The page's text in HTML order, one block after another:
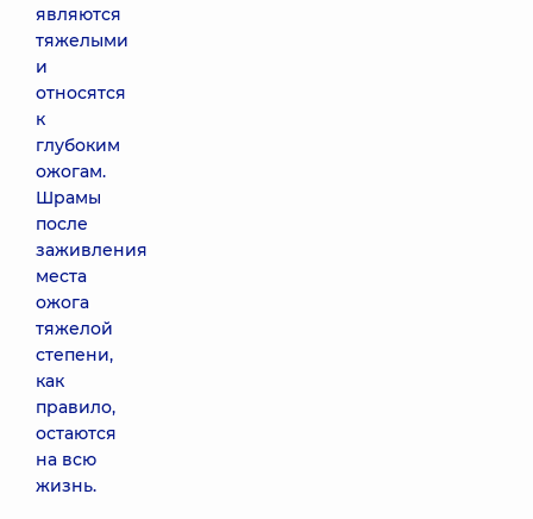
являются
тяжелыми
и
относятся
к
глубоким
ожогам.
Шрамы
после
заживления
места
ожога
тяжелой
степени,
как
правило,
остаются
на всю
жизнь.